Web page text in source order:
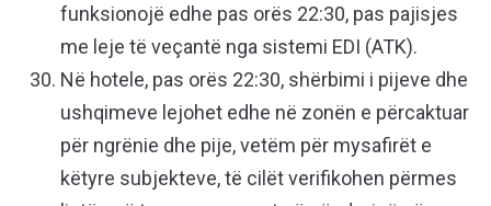
funksionojë edhe pas orës 22:30, pas pajisjes
me leje të veçantë nga sistemi EDI (ATK).
Në hotele, pas orës 22:30, shërbimi i pijeve dhe
ushqimeve lejohet edhe në zonën e përcaktuar
për ngrënie dhe pije, vetëm për mysafirët e
këtyre subjekteve, të cilët verifikohen përmes